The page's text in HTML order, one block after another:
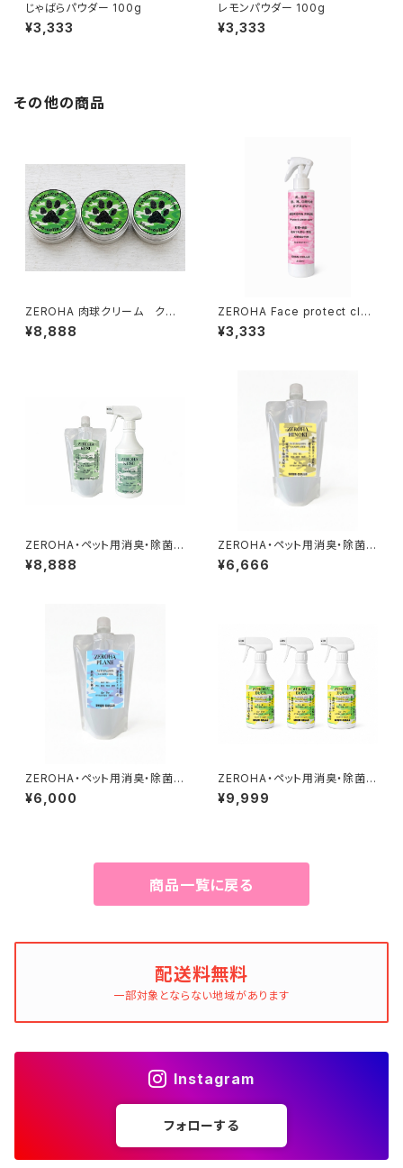
じゃばらパウダー 100g
¥3,333
レモンパウダー 100g
¥3,333
その他の商品
ZEROHA 肉球クリーム クスノ
キの香りタイプ 犬猫用 約33
g×3個セット
¥8,888
ZEROHA Face protect clea
n care 犬猫用フェイスケアスプ
レー 約220ml
¥3,333
ZEROHA・ペット用消臭・除菌ス
プレー クスノキタイプ 本体約
520mlと詰め替え約1ℓセット
¥8,888
ZEROHA・ペット用消臭・除菌ス
プレー 吉野ひのきタイプ 詰め替
え用 約1L
¥6,666
ZEROHA・ペット用消臭・除菌ス
プレー プレーン(無香料)タイ
プ 詰め替え用 約1L
¥6,000
ZEROHA・ペット用消臭・除菌ス
プレー レモンユーカリタイ
プ 約520ml×3本セット
¥9,999
商品一覧に戻る
配送料無料
一部対象とならない地域があります
Instagram
フォローする